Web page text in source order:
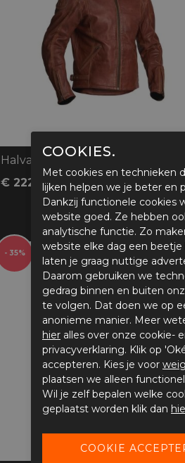
Halvarssons Skalltorp
€ 222,95
- 35%
COOKIES.
Met cookies en technieken
lijken helpen we je beter en
Dankzij functionele cookies
website goed. Ze hebben
analytische functie. Zo
website elke dag een beetje
laten je graag nuttige
Daarom gebruiken we
gedrag binnen en buiten
te volgen. Dat doen we op
anonieme manier. Meer
hier alles over onze cookie-
privacyverklaring. Klik op
accepteren. Kies je voor
plaatsen we alleen
Wil je zelf bepalen welke
geplaatst worden klik dan